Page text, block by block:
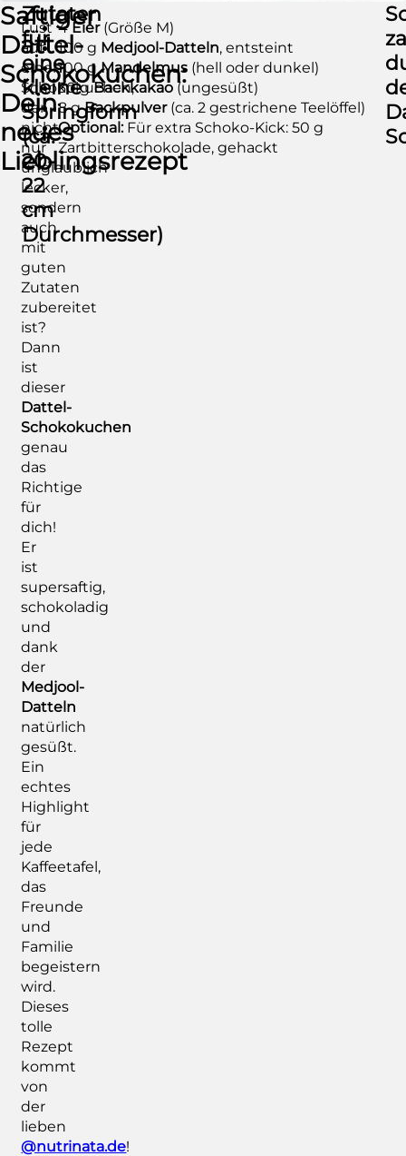
Saftiger
Dattel-
Schokokuchen:
Dein
neues
Lieblingsrezept
Lust
auf
einen
Schokokuchen,
der
nicht
nur
unglaublich
lecker,
sondern
auch
mit
guten
Zutaten
zubereitet
ist?
Dann
ist
dieser
Dattel-
Schokokuchen
genau
das
Richtige
für
dich!
Er
ist
supersaftig,
schokoladig
und
dank
der
Medjool-
Datteln
natürlich
gesüßt.
Ein
echtes
Highlight
für
jede
Kaffeetafel,
das
Freunde
und
Familie
begeistern
wird.
Dieses
tolle
Rezept
kommt
von
der
lieben
@nutrinata.de!
Zutaten
für
eine
kleine
Springform
(ca.
20-
22
cm
Durchmesser)
4Eier(Größe M)
100 g Medjool-Datteln, entsteint
100 gMandelmus(hell oder dunkel)
30 gBackkakao(ungesüßt)
8 gBackpulver(ca. 2 gestrichene Teelöffel)
Optional:Für extra Schoko-Kick: 50 g
Zartbitterschokolade, gehackt